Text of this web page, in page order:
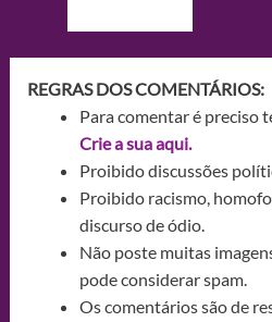
REGRAS DOS COMENTÁRIOS:
Para comentar é preciso
Crie a sua aqui.
Proibido discussões
Proibido racismo,
discurso de ódio.
Não poste muitas
pode considerar spam.
Os comentários são de